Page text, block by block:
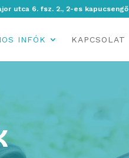
utca 6. fsz. 2., 2-es kapucsengő
INFÓK KAPCSOLAT